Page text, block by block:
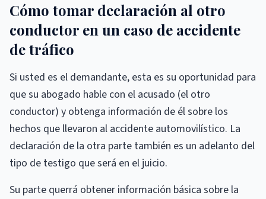
Cómo tomar declaración al otro
conductor en un caso de accidente
de tráfico
Si usted es el demandante, esta es su oportunidad para
que su abogado hable con el acusado (el otro
conductor) y obtenga información de él sobre los
hechos que llevaron al accidente automovilístico. La
declaración de la otra parte también es un adelanto del
tipo de testigo que será en el juicio.
Su parte querrá obtener información básica sobre la